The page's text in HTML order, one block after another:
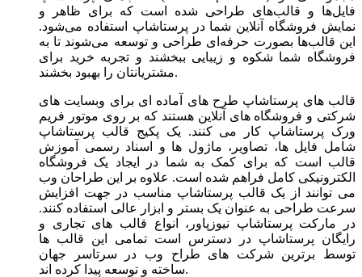
فایل‌ها و قالب‌های طراحی شده است که برای ظاهر و
نمایش فروشگاه آنلاین شما در پرستاشاپ استفاده می‌شود.
این قالب‌ها بصورت حرفه‌ای طراحی و توسعه می‌شوند تا به
فروشگاه شما شکوه و زیبایی ببخشند و تجربه خرید برای
مشتریانتان را بهبود بخشند.
قالب های پرستاشاپ طرح های آماده ای برای وبسایت های
شرکتی و فروشگاه های آنلاین هستند که بر روی موتور فریم
ورک پرستاشاپ کار می کنند. یک پکیج قالب پرستاشاپ
شامل فایل ها، تصاویر، ماژول ها و اسناد رسمی آموزش
قالب است که برای کمک به شما در ایجاد یک فروشگاه
الکترونیکی کامل فراهم شده است. علاوه بر این طراحان وب
می توانند از یک قالب پرستاشاپ مناسب در جهت افزایش
سرعت طراحی به عنوان یک بستر و ابزار عالی استفاده کنند.
در مارکت پرستاشاپ نیوزپاور، انواع قالب های تجاری و
رایگان پرستاشاپ در دسترس است تمامی این قالب ها
توسط برترین شرکت های طراح وب در سرتاسر جهان
ساخته و توسعه پیدا کرده اند.